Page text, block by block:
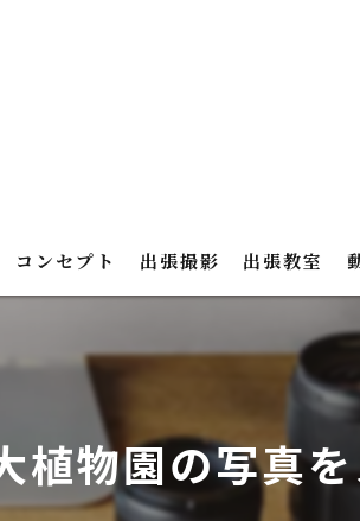
コンセプト 出張撮影 出張教室
植物園の写真